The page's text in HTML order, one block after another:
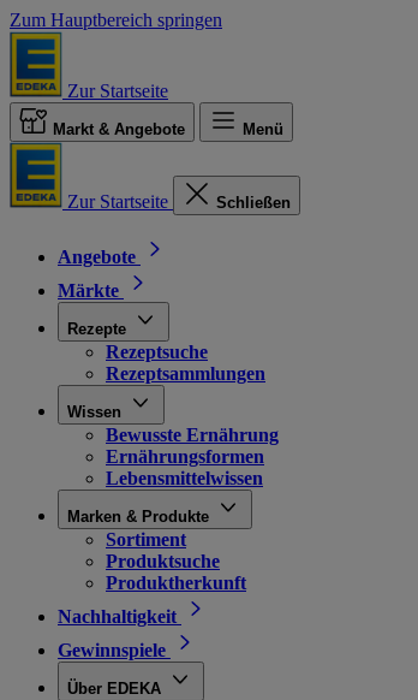
Zum Hauptbereich springen
Zur Startseite
Markt & Angebote Menü
Zur Startseite Schließen
Angebote
Märkte
Rezepte
Rezeptsuche
Rezeptsammlungen
Wissen
Bewusste Ernährung
Ernährungsformen
Lebensmittelwissen
Marken & Produkte
Sortiment
Produktsuche
Produktherkunft
Nachhaltigkeit
Gewinnspiele
Über EDEKA